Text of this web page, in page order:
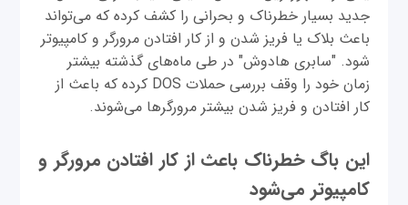
جدید بسیار خطرناک و بحرانی را کشف کرده که می‌تواند
باعث بلاک یا فریز شدن و از کار افتادن مرورگر و کامپیوتر
شود. "سابری هادوش" در طی ماه‌های گذشته بیشتر
زمان خود را وقف بررسی حملات DOS کرده که باعث از
کار افتادن و فریز شدن بیشتر مرورگرها می‌شوند.
این باگ خطرناک باعث از کار افتادن مرورگر و
کامپیوتر می‌شود